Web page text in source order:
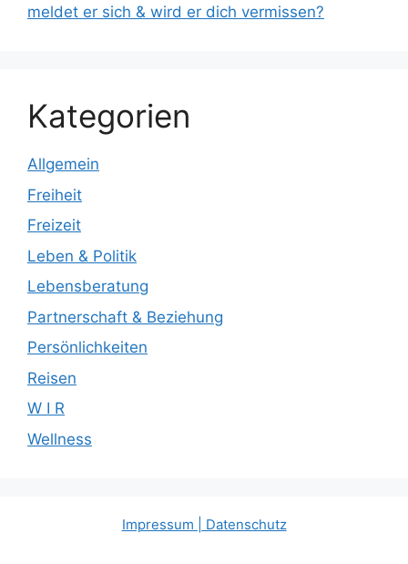
meldet er sich & wird er dich vermissen?
Kategorien
Allgemein
Freiheit
Freizeit
Leben & Politik
Lebensberatung
Partnerschaft & Beziehung
Persönlichkeiten
Reisen
W I R
Wellness
Impressum | Datenschutz